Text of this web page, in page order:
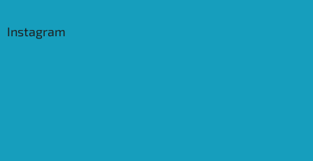
Instagram